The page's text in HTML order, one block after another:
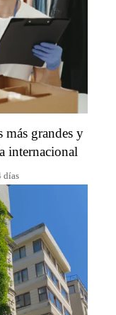
grandes y
internacional
días